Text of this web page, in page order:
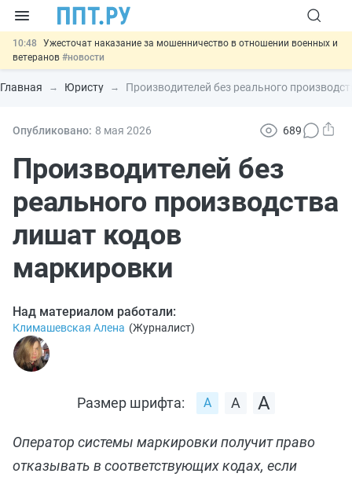
10:48
Ужесточат наказание за мошенничество в отношении военных и
ветеранов #новости
10:00 Введут маркировку и идентификацию игроков в видеоиграх
#новости
00:01
7 августа: важные документы, вступающие в силу сегодня
11:31
Разработают единые критерии трудовых и ГПХ-
отношений #новости
Главная Юристу Производителей без реального
Опубликовано: 8 мая 2026 689
Производителей без
реального производства
лишат кодов
маркировки
Над материалом работали:
Климашевская Алена (Журналист)
Размер шрифта:
Оператор системы маркировки получит право
отказывать в соответствующих кодах, если